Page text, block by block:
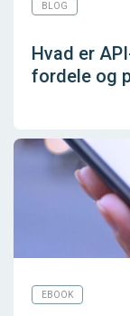
BLOG
Hvad er
fordele og
EBOOK